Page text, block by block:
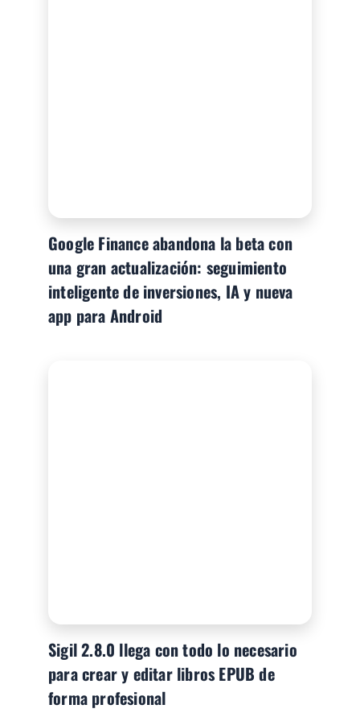
Google Finance abandona la beta con
una gran actualización: seguimiento
inteligente de inversiones, IA y nueva
app para Android
Sigil 2.8.0 llega con todo lo necesario
para crear y editar libros EPUB de
forma profesional